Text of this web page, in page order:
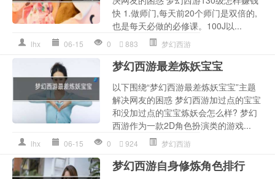
快 1.做师门,每天前20个师门是双倍的,
也是每天必做的必修课。100J以...
lhx 06-15 0 883 梦幻西游
梦幻西游最差炼妖宝宝
以下围绕“梦幻西游最差炼妖宝宝”主题
解决网友的困惑 梦幻西游加过点的宝宝
和没加过点的宝宝炼妖会怎么样? 梦幻
西游作为一款2D角色扮演类的游戏...
lhx 06-15 0 924 梦幻西游
梦幻西游自身修炼角色排行